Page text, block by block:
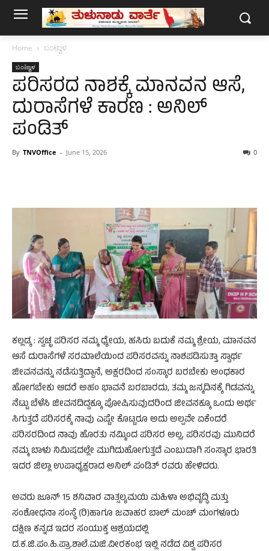
Home ಬಂಟ್ವಾಳ
ಬಂಟ್ವಾಳ
ಪರಿಸರದ ನಾಶಕ್ಕೆ ಮಾನವನ ಆಸೆ,
ದುರಾಸೆಗಳೆ ಕಾರಣ : ಅನಿಲ್
ಪಂಡಿತ್
By TNVOffice - June 15, 2026 0
ಕಲ್ಲಡ್ಕ : ಸ್ವಚ್ಛ ಪರಿಸರ ನಮ್ಮ ಧ್ಯೇಯ, ಹಸಿರು ಬದುಕೆ ನಮ್ಮ ಶ್ರೇಯ, ಮಾನವನ
ಆಸೆ ದುರಾಸೆಗಳೆ ಸರಮಾಲೆಯಿಂದ ಪರಿಸರವನ್ನು ನಾಶಪಡಿಸುತ್ತಾ ಸ್ವಾರ್ಥ
ಜೀವನವನ್ನು ನಡೆಸುತ್ತಿದ್ದಾನೆ, ಅಕ್ಷರದಿಂದ ಸಂಸ್ಕಾರ ಬರಬೇಕು ಅಂಧಕಾರ
ಹೋಗಬೇಕು ಆದರೆ ಅಹಂ ಭಾವನೆ ಬರಬಾರದು, ತಮ್ಮ ಜನ್ಮದಿನಕ್ಕೆ ಗಿಡವನ್ನು
ನೆಟ್ಟು ಬೆಳೆಸಿ ಜೀವನದಿದ್ದಕ್ಕೂ ಪೋಷಿಸುವುದರಿಂದ ಜೀವನಕ್ಕೂ ಒಂದು ಅರ್ಥ
ಸಿಗುತ್ತದೆ ಪರಿಸರಕ್ಕೆ ನಾವು ಎಷ್ಟೇ ಕೊಟ್ಟರೂ ಅದು ಅಲ್ಪವೇ ಏಕೆಂದರೆ
ಪರಿಸರದಿಂದ ನಾವು ಹೊರತು ನಮ್ಮಿಂದ ಪರಿಸರ ಅಲ್ಲ, ಪರಿಸರವು ಮುನಿದರೆ
ನಮ್ಮ ಬಾಳು ನಿಮಿಷದಲ್ಲೇ ಮುಗಿದುಹೋಗುತ್ತದೆ ಎಂಬುದಾಗಿ ಸಂಸ್ಕಾರ ಭಾರತಿ
ಇದರ ಜಿಲ್ಲಾ ಉಪಾಧ್ಯಕ್ಷರಾದ ಅನಿಲ್ ಪಂಡಿತ್ ರವರು ಹೇಳಿದರು.
ಅವರು ಜೂನ್ 15 ಶನಿವಾರ ವಾತ್ಸಲ್ಯಮಯಿ ಮಹಿಳಾ ಅಭಿವೃದ್ಧಿ ಮತ್ತು
ಸಂಶೋಧನಾ ಸಂಸ್ಥೆ (ರಿ)ಹಾಗೂ ಜವಾಹರ ಬಾಲ್ ಮಂಚ್ ಮಂಗಳೂರು
ದಕ್ಷಿಣ ಕನ್ನಡ ಇದರ ಸಂಯುಕ್ತ ಆಶ್ರಯದಲ್ಲಿ
ದ.ಕ.ಜಿ.ಪಂ.ಹಿ.ಪ್ರಾ.ಶಾಲೆ.ಮಜಿ.ವೀರಕಂಭ ಇಲ್ಲಿ ನಡೆದ ವಿಶ್ವ ಪರಿಸರ